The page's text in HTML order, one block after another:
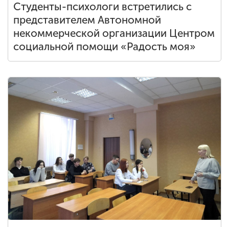
Студенты-психологи встретились с
представителем Автономной
некоммерческой организации Центром
социальной помощи «Радость моя»